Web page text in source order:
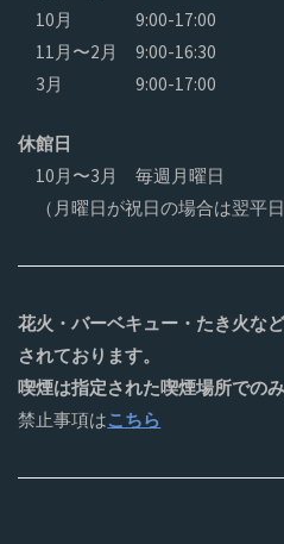
10月
9:00-17:00
11月〜2月
9:00-16:30
3月
9:00-17:00
休館日
10月〜3月 毎週月曜日
（月曜日が祝日の場合は翌平日
花火・バーベキュー・たき火な
されております。
喫煙は指定された喫煙場所でのみ
禁止事項はこちら